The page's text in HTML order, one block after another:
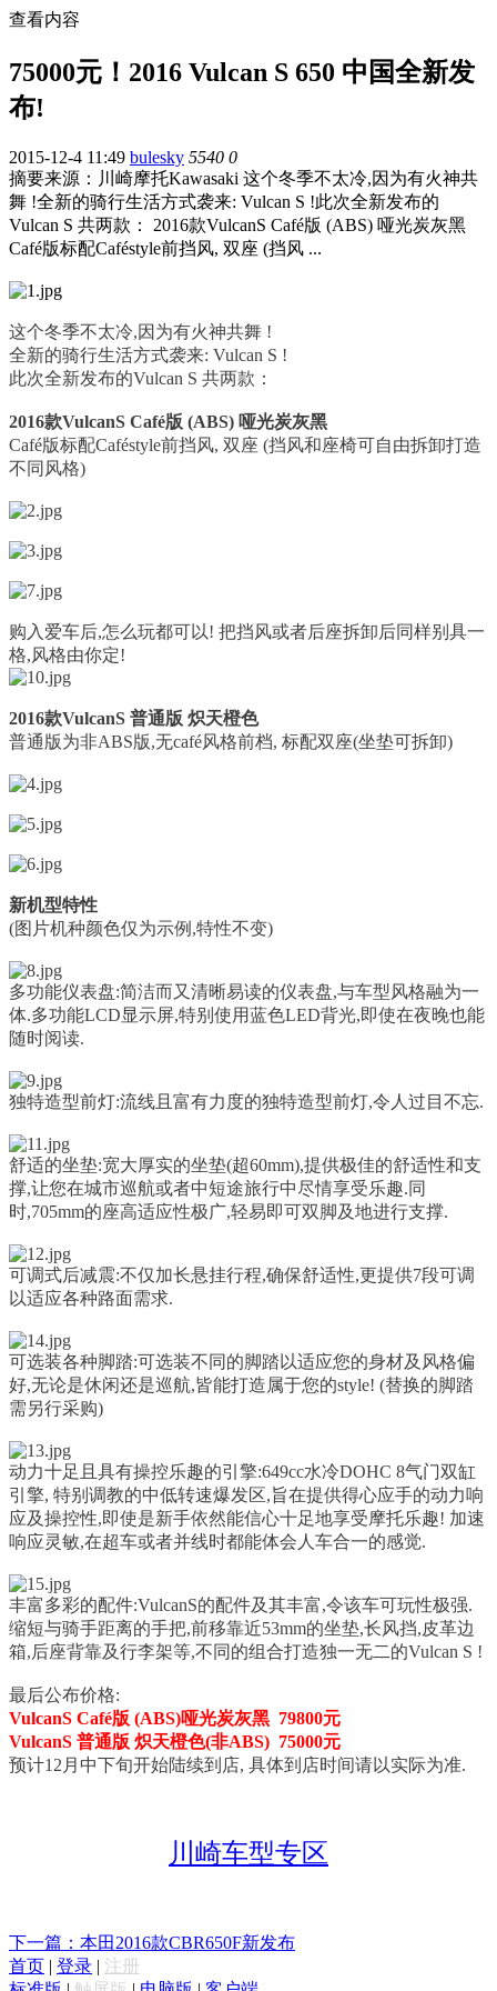
查看内容
75000元！2016 Vulcan S 650 中国全新发
布!
2015-12-4 11:49 bulesky 5540 0
摘要来源：川崎摩托Kawasaki 这个冬季不太冷,因为有火神共
舞 !全新的骑行生活方式袭来: Vulcan S !此次全新发布的
Vulcan S 共两款： 2016款VulcanS Café版 (ABS) 哑光炭灰黑
Café版标配Caféstyle前挡风, 双座 (挡风 ...
这个冬季不太冷,因为有火神共舞 !
全新的骑行生活方式袭来: Vulcan S !
此次全新发布的Vulcan S 共两款：
2016款VulcanS Café版 (ABS) 哑光炭灰黑
Café版标配Caféstyle前挡风, 双座 (挡风和座椅可自由拆卸打造
不同风格)
购入爱车后,怎么玩都可以! 把挡风或者后座拆卸后同样别具一
格,风格由你定!
2016款VulcanS 普通版 炽天橙色
普通版为非ABS版,无café风格前档, 标配双座(坐垫可拆卸)
新机型特性
(图片机种颜色仅为示例,特性不变)
多功能仪表盘:简洁而又清晰易读的仪表盘,与车型风格融为一
体.多功能LCD显示屏,特别使用蓝色LED背光,即使在夜晚也能
随时阅读.
独特造型前灯:流线且富有力度的独特造型前灯,令人过目不忘.
舒适的坐垫:宽大厚实的坐垫(超60mm),提供极佳的舒适性和支
撑,让您在城市巡航或者中短途旅行中尽情享受乐趣.同
时,705mm的座高适应性极广,轻易即可双脚及地进行支撑.
可调式后减震:不仅加长悬挂行程,确保舒适性,更提供7段可调
以适应各种路面需求.
可选装各种脚踏:可选装不同的脚踏以适应您的身材及风格偏
好,无论是休闲还是巡航,皆能打造属于您的style! (替换的脚踏
需另行采购)
动力十足且具有操控乐趣的引擎:649cc水冷DOHC 8气门双缸
引擎, 特别调教的中低转速爆发区,旨在提供得心应手的动力响
应及操控性,即使是新手依然能信心十足地享受摩托乐趣! 加速
响应灵敏,在超车或者并线时都能体会人车合一的感觉.
丰富多彩的配件:VulcanS的配件及其丰富,令该车可玩性极强.
缩短与骑手距离的手把,前移靠近53mm的坐垫,长风挡,皮革边
箱,后座背靠及行李架等,不同的组合打造独一无二的Vulcan S !
最后公布价格:
VulcanS Café版 (ABS)哑光炭灰黑 79800元
VulcanS 普通版 炽天橙色(非ABS) 75000元
预计12月中下旬开始陆续到店, 具体到店时间请以实际为准.
川崎车型专区
下一篇：本田2016款CBR650F新发布
首页 | 登录 | 注册